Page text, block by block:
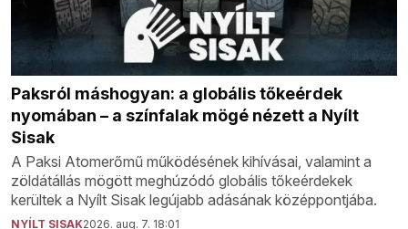
Paksról máshogyan: a globális tőkeérdek
nyomában – a színfalak mögé nézett a Nyílt
Sisak
A Paksi Atomerőmű működésének kihívásai, valamint a
zöldátállás mögött meghúzódó globális tőkeérdekek
kerültek a Nyílt Sisak legújabb adásának középpontjába.
NYÍLT SISAK2026. aug. 7. 18:01